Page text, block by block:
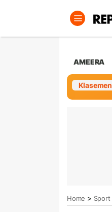
AMEERA
Klasemen
Home > Sport